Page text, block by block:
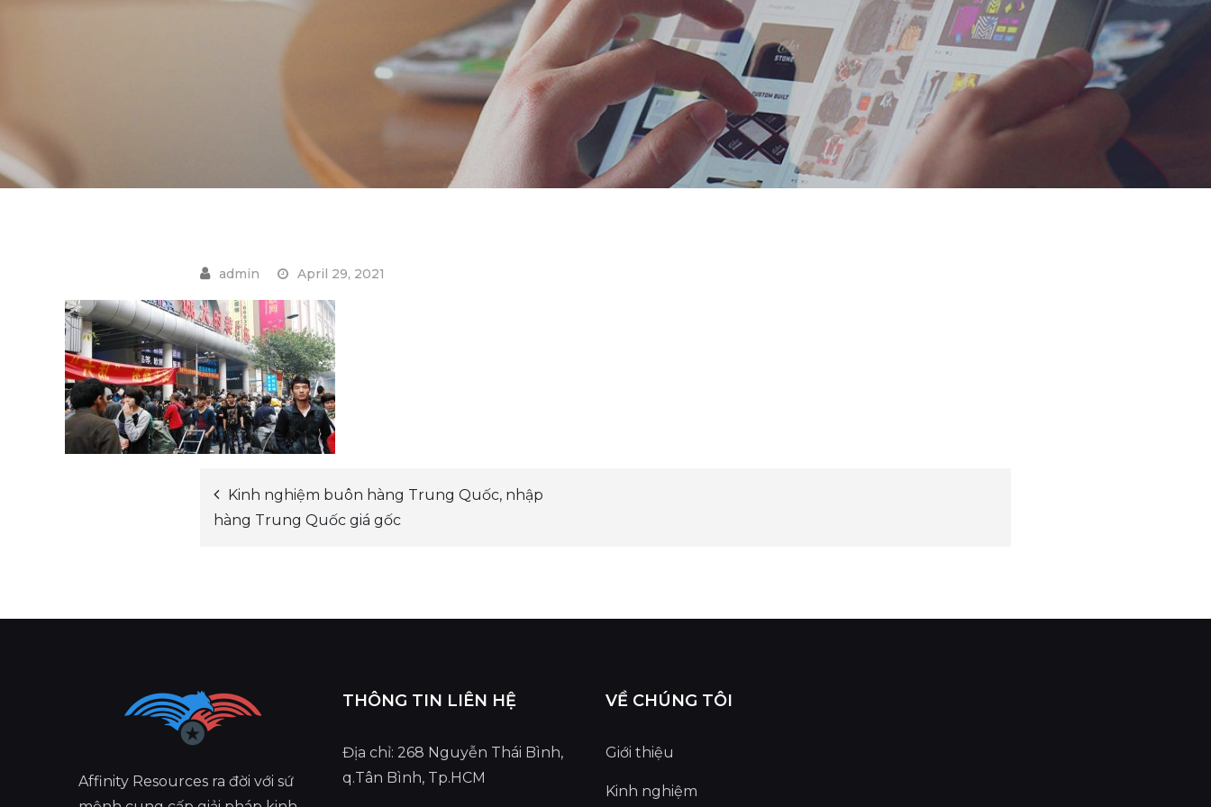
April 29, 2021
Post
Kinh nghiệm buôn hàng Trung Quốc, nhập
hàng Trung Quốc giá gốc
Affinity Resources ra đời với sứ
THÔNG TIN LIÊN HỆ
Địa chỉ: 268 Nguyễn Thái Bình,
q.Tân Bình, Tp.HCM
VỀ CHÚNG TÔI
Giới thiệu
Kinh nghiệm